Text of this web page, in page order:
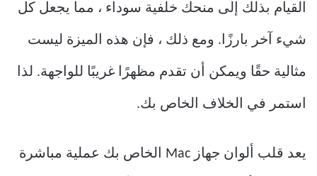
القيام بذلك إلى منحك خلفية سوداء ، مما يجعل كل
شيء آخر بارزًا. ومع ذلك ، فإن هذه الميزة ليست
مثالية حقًا ويمكن أن تقدم مظهرًا غريبًا للواجهة. لذا
استمر في الخلاف الخاص بك.
يعد قلب ألوان جهاز Mac الخاص بك عملية مباشرة